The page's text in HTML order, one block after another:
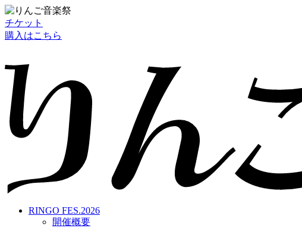
チケット
購入はこちら
RINGO FES.2026
開催概要